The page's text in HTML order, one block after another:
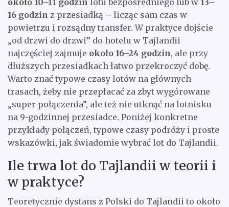
16 godzin z przesiadką – licząc sam czas w
powietrzu i rozsądny transfer. W praktyce dojście
„od drzwi do drzwi” do hotelu w Tajlandii
najczęściej zajmuje około 16–24 godzin, ale przy
dłuższych przesiadkach łatwo przekroczyć dobę.
Warto znać typowe czasy lotów na głównych
trasach, żeby nie przepłacać za zbyt wygórowane
„super połączenia”, ale też nie utknąć na lotnisku
na 9-godzinnej przesiadce. Poniżej konkretne
przykłady połączeń, typowe czasy podróży i proste
wskazówki, jak świadomie wybrać lot do Tajlandii.
Ile trwa lot do Tajlandii w teorii i
w praktyce?
Teoretycznie dystans z Polski do Tajlandii to około